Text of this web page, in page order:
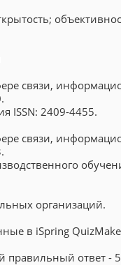
связи,
ISSN: 2409-4455.
связи,
организаций.
в iSpring
правильный ответ -